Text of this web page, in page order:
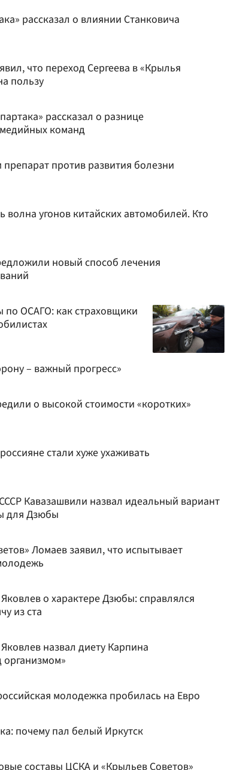
рассказал о влиянии Станковича
что переход Сергеева в «Крылья
пользу
рассказал о разнице
команд
против развития болезни
угонов китайских автомобилей. Кто
новый способ лечения
ОСАГО: как страховщики
– важный прогресс»
о высокой стоимости «коротких»
стали хуже ухаживать
Кавазашвили назвал идеальный вариант
для Дзюбы
Ломаев заявил, что испытывает
о характере Дзюбы: справлялся
из ста
назвал диету Карпина
организмом»
молодежка пробилась на Евро
почему пал белый Иркутск
составы ЦСКА и «Крыльев Советов»